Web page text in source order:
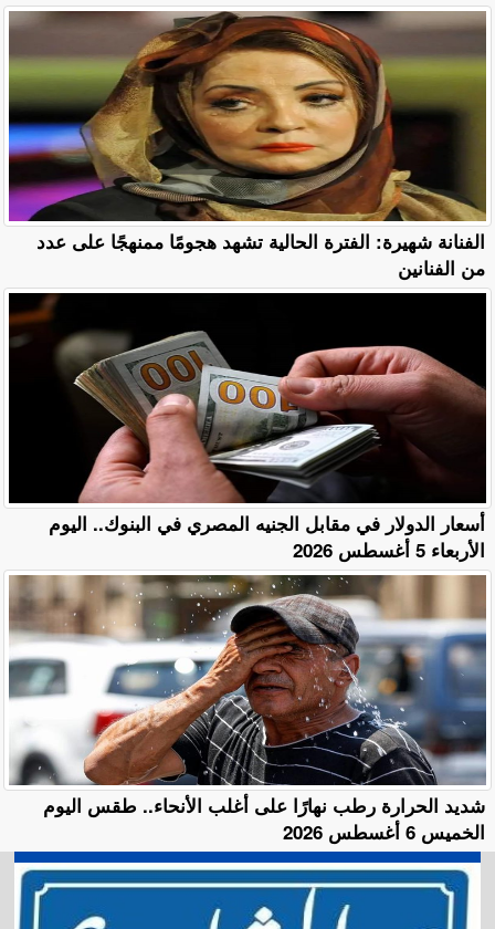
الفنانة شهيرة: الفترة الحالية تشهد هجومًا ممنهجًا على عدد
من الفنانين
أسعار الدولار في مقابل الجنيه المصري في البنوك.. اليوم
الأربعاء 5 أغسطس 2026
​شديد الحرارة رطب نهارًا على أغلب الأنحاء.. طقس اليوم
الخميس 6 أغسطس 2026